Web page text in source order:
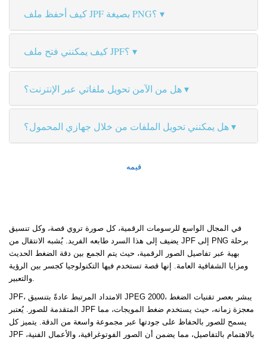
كيف أحفظ ملف JPF بصيغة PNG؟
كيف يمكنني فتح ملف JPF؟
هل من الآمن تحويل ملفاتي عبر الإنترنت؟
هل يمكنني تحويل الملفات من خلال جهازي المحمول؟
قيمه
في المجال الواسع للرسومات الرقمية، كل صورة تروي قصة، وكل تنسيق
يضيف إلى هذا السرد طابعه الفريد. يُشبه الانتقال من JPF إلى PNG برحلة
بهية عبر تفاصيل الصور الرقمية، حيث يتم الجمع بين دقة الضغط الحديث
ومزايا الشفافية العامة. إنها قصة تستخدم فيها التكنولوجيا كجسر بين الرؤية
والتعبير.
JPF، الامتداد المرتبط عادةً بتنسيق JPEG 2000، يبشر بعصر تقنيات الضغط
المتقدمة للصور. يُعتبر JPF معجزة زمانه، حيث يستخدم ضغط المويجات، مما
يسمح للصور بالحفاظ على جودتها عبر مجموعة واسعة من الدقة. يتميز كل
JPF بالاهتمام بالتفاصيل، مما يضمن أن الصور الفوتوغرافية، والأعمال الفنية،